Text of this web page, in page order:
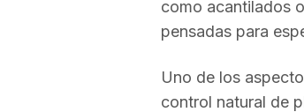
como acantilados
pensadas para
Uno de los
control natural de